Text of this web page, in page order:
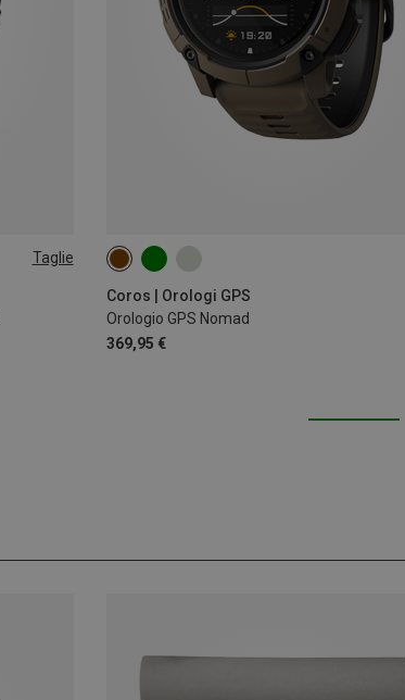
Taglie
Coros | Orologi GPS
Orologio GPS Nomad
369,95 €